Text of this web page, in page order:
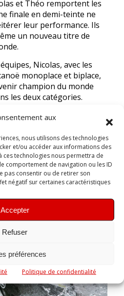
aux
nous utilisons des technologies
et/ou accéder aux informations des
ces technologies nous permettra de
comportement de navigation ou les ID
pas consentir ou de retirer son
négatif sur certaines caractéristiques
Accepter
Refuser
préférences
Politique de confidentialité
et Théo remportent les
finale en demi-teinte ne
leur performance. Ils
un nouveau titre de
Nicolas, avec les
monoplace et biplace,
champion du monde
les deux catégories.
légèrement modifiée
de Clément Monjanel par
Mazargues), monte encore
du podium et décroche
vice-champion du